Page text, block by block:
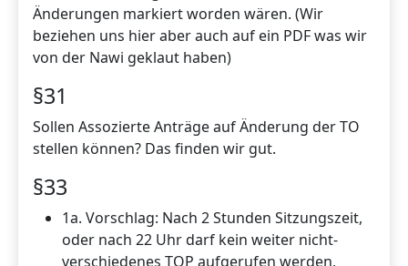
Änderungen markiert worden wären. (Wir
beziehen uns hier aber auch auf ein PDF was wir
von der Nawi geklaut haben)
§31
Sollen Assozierte Anträge auf Änderung der TO
stellen können? Das finden wir gut.
§33
1a. Vorschlag: Nach 2 Stunden Sitzungszeit,
oder nach 22 Uhr darf kein weiter nicht-
verschiedenes TOP aufgerufen werden,